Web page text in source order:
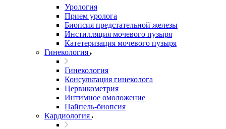
Урология
Прием уролога
Биопсия предстательной железы
Инстилляция мочевого пузыря
Катетеризация мочевого пузыря
Гинекология
Гинекология
Консультация гинеколога
Цервикометрия
Интимное омоложение
Пайпель-биопсия
Кардиология